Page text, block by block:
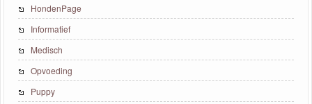
HondenPage
Informatief
Medisch
Opvoeding
Puppy